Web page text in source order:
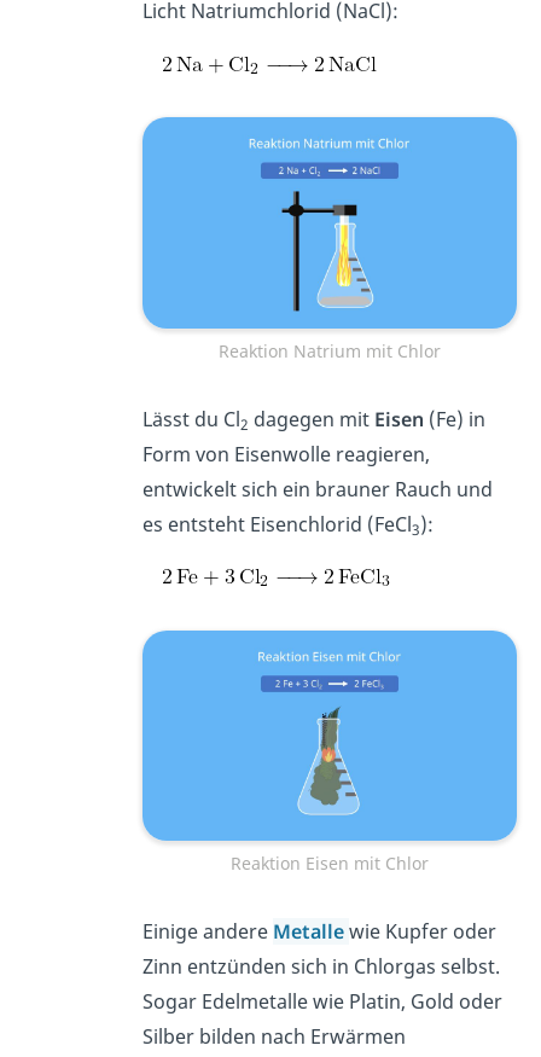
Licht Natriumchlorid (NaCl):
Reaktion Natrium mit Chlor
Lässt du Cl2 dagegen mit Eisen (Fe) in
Form von Eisenwolle reagieren,
entwickelt sich ein brauner Rauch und
es entsteht Eisenchlorid (FeCl3):
Reaktion Eisen mit Chlor
Einige andere Metallewie Kupfer oder
Zinn entzünden sich in Chlorgas selbst.
Sogar Edelmetalle wie Platin, Gold oder
Silber bilden nach Erwärmen